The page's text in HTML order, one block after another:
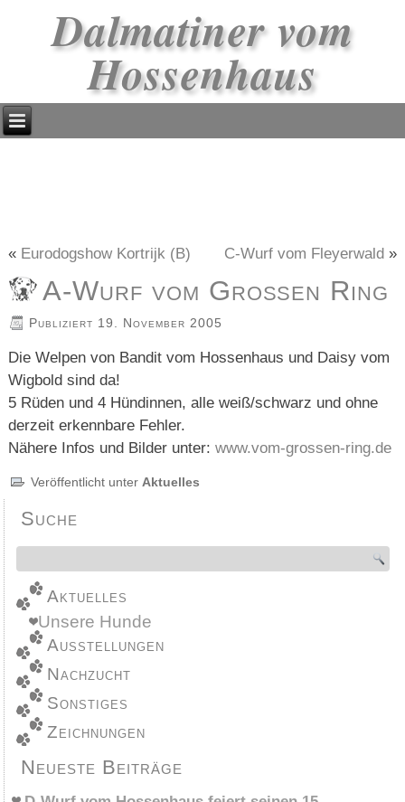
Dalmatiner vom
Hossenhaus
« Eurodogshow Kortrijk (B) C-Wurf vom Fleyerwald»
A-Wurf vom Großen Ring
Publiziert 19. November 2005
Die Welpen von Bandit vom Hossenhaus und Daisy vom
Wigbold sind da!
5 Rüden und 4 Hündinnen, alle weiß/schwarz und ohne
derzeit erkennbare Fehler.
Nähere Infos und Bilder unter:www.vom-grossen-ring.de
Veröffentlicht unter Aktuelles
Suche
Aktuelles
Unsere Hunde
Ausstellungen
Nachzucht
Sonstiges
Zeichnungen
Neueste Beiträge